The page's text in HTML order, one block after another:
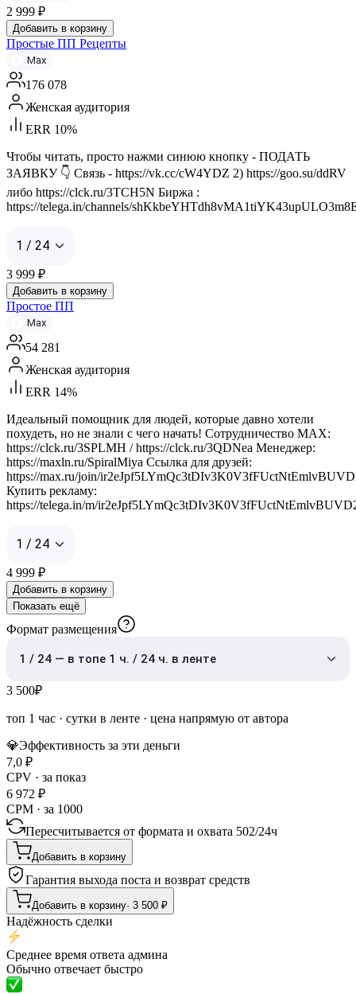
2 999 ₽
Добавить в корзину
Простые ПП Рецепты
Max
176 078
Женская аудитория
ERR 10%
Чтобы читать, просто нажми синюю кнопку - ПОДАТЬ
ЗАЯВКУ 👇 Связь - https://vk.cc/cW4YDZ 2) https://goo.su/ddRV
либо https://clck.ru/3TCH5N Биржа :
https://telega.in/channels/
1 / 24
3 999 ₽
Добавить в корзину
Простое ПП
Max
54 281
Женская аудитория
ERR 14%
Идеальный помощник для людей, которые давно хотели
похудеть, но не знали с чего начать! Сотрудничество MAX:
https://clck.ru/3SPLMH / https://clck.ru/3QDNea Менеджер:
https://maxln.ru/SpiralMiya Ссылка для друзей:
https://max.ru/join/
Купить рекламу:
https://telega.in/m/
1 / 24
4 999 ₽
Добавить в корзину
Показать ещё
Формат размещения
1 / 24 — в топе 1 ч. / 24 ч. в ленте
3 500₽
топ 1 час · сутки в ленте · цена напрямую от автора
💎Эффективность за эти деньги
7,0 ₽
CPV · за показ
6 972 ₽
CPM · за 1000
Пересчитывается от формата и охвата 502/24ч
Добавить в корзину
Гарантия выхода поста и возврат средств
Добавить в корзину· 3 500 ₽
Надёжность сделки
Среднее время ответа админа
Обычно отвечает быстро